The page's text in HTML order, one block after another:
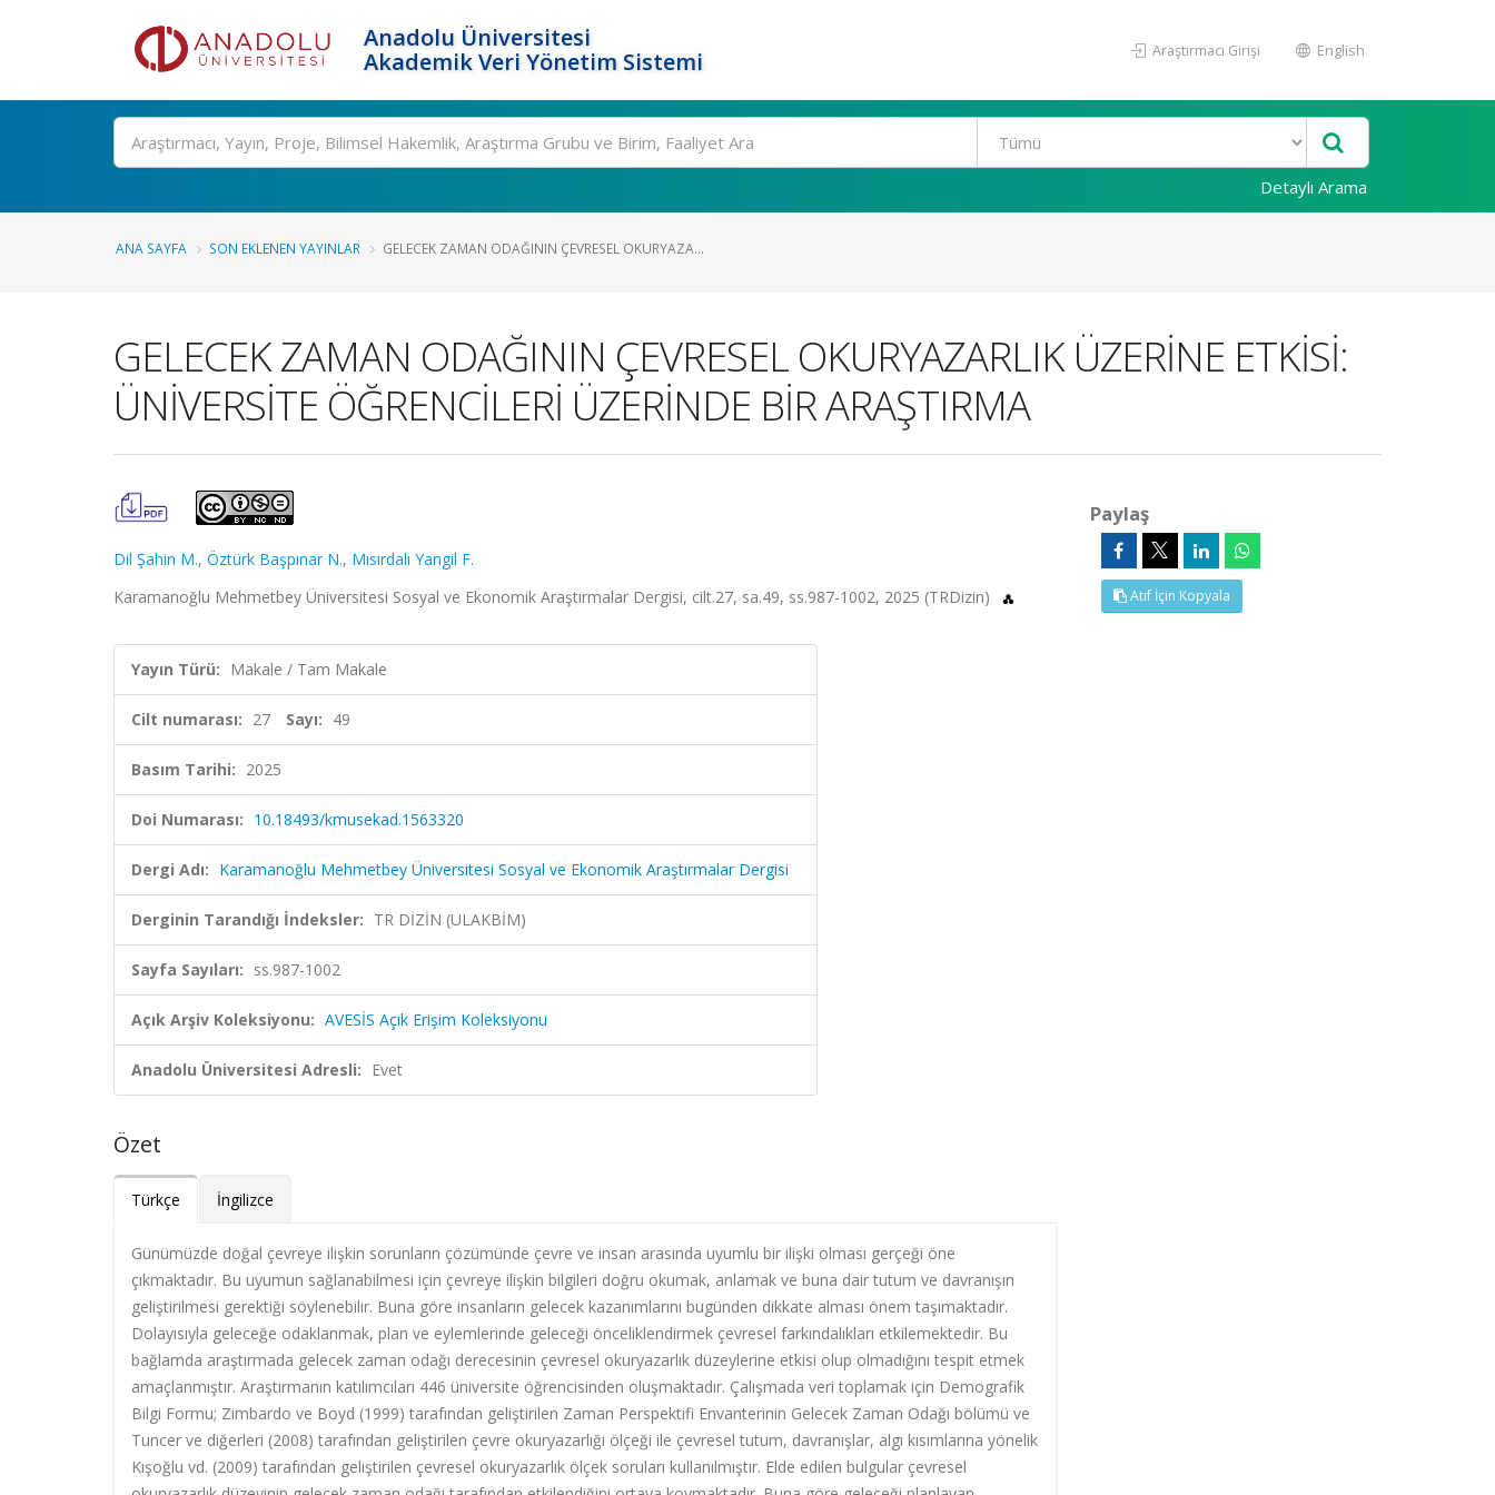
Anadolu Üniversitesi
Akademik Veri Yönetim Sistemi
Araştırmacı Girişi English
Ara
Detaylı Arama
ANA SAYFA SON EKLENEN YAYINLAR GELECEK ZAMAN ODAĞININ ÇEVRESEL OKURYAZA...
GELECEK ZAMAN ODAĞININ ÇEVRESEL OKURYAZARLIK ÜZERİNE ETKİSİ:
ÜNİVERSİTE ÖĞRENCİLERİ ÜZERİNDE BİR ARAŞTIRMA
Dil Şahin M., Öztürk Başpınar N., Mısırdalı Yangil F.
Karamanoğlu Mehmetbey Üniversitesi Sosyal ve Ekonomik Araştırmalar Dergisi, cilt.27, sa.49, ss.987-1002, 2025 (TRDizin)
Yayın Türü: Makale / Tam Makale
Cilt numarası: 27 Sayı: 49
Basım Tarihi: 2025
Doi Numarası: 10.18493/kmusekad.1563320
Dergi Adı: Karamanoğlu Mehmetbey Üniversitesi Sosyal ve Ekonomik Araştırmalar Dergisi
Derginin Tarandığı İndeksler: TR DİZİN (ULAKBİM)
Sayfa Sayıları: ss.987-1002
Açık Arşiv Koleksiyonu: AVESİS Açık Erişim Koleksiyonu
Anadolu Üniversitesi Adresli: Evet
Özet
Türkçe İngilizce
Günümüzde doğal çevreye ilişkin sorunların çözümünde çevre ve insan arasında uyumlu bir ilişki olması gerçeği öne
çıkmaktadır. Bu uyumun sağlanabilmesi için çevreye ilişkin bilgileri doğru okumak, anlamak ve buna dair tutum ve davranışın
geliştirilmesi gerektiği söylenebilir. Buna göre insanların gelecek kazanımlarını bugünden dikkate alması önem taşımaktadır.
Dolayısıyla geleceğe odaklanmak, plan ve eylemlerinde geleceği önceliklendirmek çevresel farkındalıkları etkilemektedir. Bu
bağlamda araştırmada gelecek zaman odağı derecesinin çevresel okuryazarlık düzeylerine etkisi olup olmadığını tespit etmek
amaçlanmıştır. Araştırmanın katılımcıları 446 üniversite öğrencisinden oluşmaktadır. Çalışmada veri toplamak için Demografik
Bilgi Formu; Zimbardo ve Boyd (1999) tarafından geliştirilen Zaman Perspektifi Envanterinin Gelecek Zaman Odağı bölümü ve
Tuncer ve diğerleri (2008) tarafından geliştirilen çevre okuryazarlığı ölçeği ile çevresel tutum, davranışlar, algı kısımlarına yönelik
Kışoğlu vd. (2009) tarafından geliştirilen çevresel okuryazarlık ölçek soruları kullanılmıştır. Elde edilen bulgular çevresel
Paylaş
Atıf İçin Kopyala